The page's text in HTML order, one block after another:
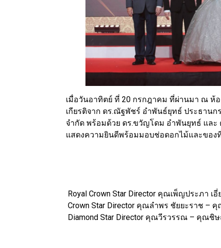
เมื่อวันอาทิตย์ ที่ 20 กรกฎาคม ที่ผ่านมา ณ ห้
เกียรติจาก ดร.ณัฐพัชร์ อำพันธ์ยุทธ์ ประธาน
จำกัด พร้อมด้วย ดร.ขวัญโดม อำพันยุทธ์ และ
แสดงความยินดีพร้อมมอบช่อดอกไม้และของ
Royal Crown Star Director คุณเพ็ญประภา เ
Crown Star Director คุณลำพร ชัยยะราช –
Diamond Star Director คุณวีรวรรณ – คุณ